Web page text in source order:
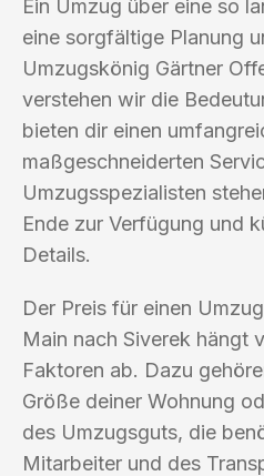
Ein Umzug über eine so
eine sorgfältige Planung
Umzugskönig Gärtner
verstehen wir die
bieten dir einen
maßgeschneiderten
Umzugsspezialisten
Ende zur Verfügung und
Details.
Der Preis für einen
Main nach Siverek hängt
Faktoren ab. Dazu
Größe deiner Wohnung
des Umzugsguts, die
Mitarbeiter und des